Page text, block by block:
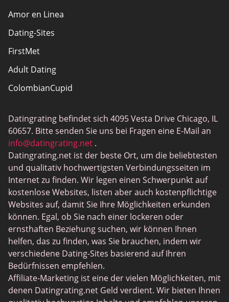
Amor en Linea
Dating-Sites
FirstMet
Adult Dating
ColombianCupid
MeetMindful
BDSM Dating
BBPeopleMeet
Sugar Daddy Sites
JPeopleMeet
Trans Dating
Senior Dating Sites
MyLOL
Gay Dating
Lesbian Dating
Datingrating befindet sich 4095 Vesta Drive Chicago, IL
60657. Bitte senden Sie uns bei Fragen eine E-Mail an
info@datingrating.net .
Datingrating.net ist der beste Ort, um die beliebtesten
und qualitativ hochwertigsten Verbindungsseiten im
Internet zu finden. Wir legen einen Schwerpunkt auf
kostenlose Websites, listen aber auch kostenpflichtige
Websites auf, damit Sie Ihre Möglichkeiten erkunden
können. Egal, ob Sie nach einer lockeren oder
ernsthaften Beziehung suchen, wir können Ihnen
helfen, das zu finden, was Sie brauchen, indem wir
verschiedene Dating-Sites basierend auf Ihren
Bedürfnissen empfehlen.
Affiliate-Marketing ist eine der vielen Möglichkeiten, mit
denen Datingrating.net Geld verdient. Wir bieten Ihnen